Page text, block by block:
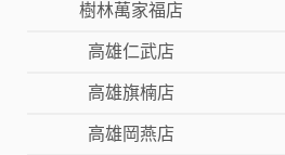
樹林萬家福店
高雄仁武店
高雄旗楠店
高雄岡燕店